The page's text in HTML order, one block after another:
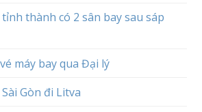
tỉnh thành có 2 sân bay sau sáp
máy bay qua Đại lý
Gòn đi Litva